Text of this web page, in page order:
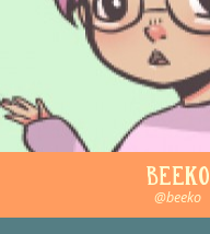
Beeko
@beeko